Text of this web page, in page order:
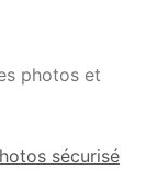
photos et
sécurisé